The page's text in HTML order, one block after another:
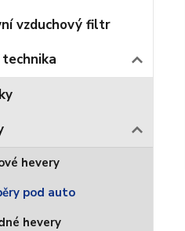
vzduchový filtr
hevery
pod auto
hevery